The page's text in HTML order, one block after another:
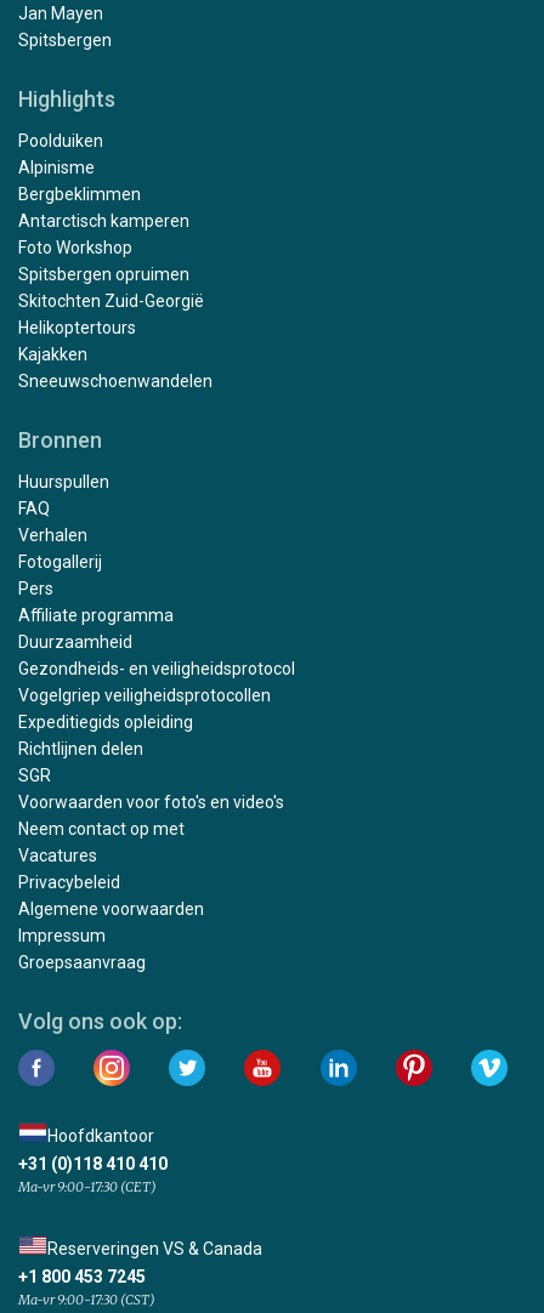
Jan Mayen
Spitsbergen
Highlights
Poolduiken
Alpinisme
Bergbeklimmen
Antarctisch kamperen
Foto Workshop
Spitsbergen opruimen
Skitochten Zuid-Georgië
Helikoptertours
Kajakken
Sneeuwschoenwandelen
Bronnen
Huurspullen
FAQ
Verhalen
Fotogallerij
Pers
Affiliate programma
Duurzaamheid
Gezondheids- en veiligheidsprotocol
Vogelgriep veiligheidsprotocollen
Expeditiegids opleiding
Richtlijnen delen
SGR
Voorwaarden voor foto's en video's
Neem contact op met
Vacatures
Privacybeleid
Algemene voorwaarden
Impressum
Groepsaanvraag
Volg ons ook op:
Hoofdkantoor
+31 (0)118 410 410
Ma-vr 9:00-17:30 (CET)
Reserveringen VS & Canada
+1 800 453 7245
Ma-vr 9:00-17:30 (CST)